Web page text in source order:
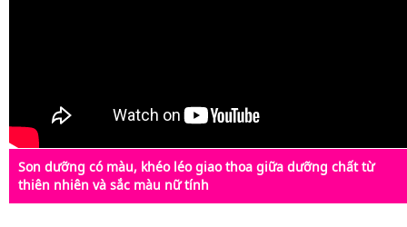
Son dưỡng có màu, khéo léo giao thoa giữa dưỡng chất từ
thiên nhiên và sắc màu nữ tính